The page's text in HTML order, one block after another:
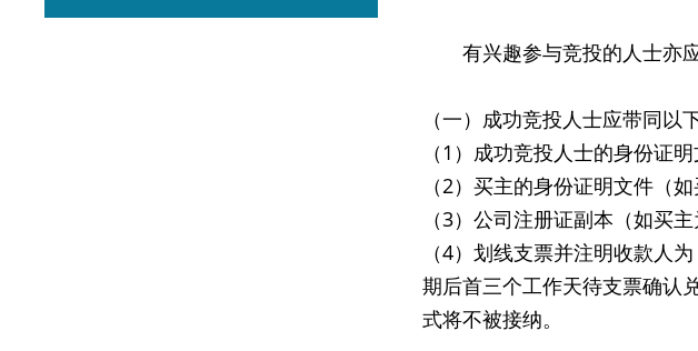
有兴趣参与竞投的人士亦应
（一）成功竞投人士应带同
（1）成功竞投人士的身份证明
（2）买主的身份证明文件（
（3）公司注册证副本（如买
（4）划线支票并注明收款人
期后首三个工作天待支票确认
式将不被接纳。